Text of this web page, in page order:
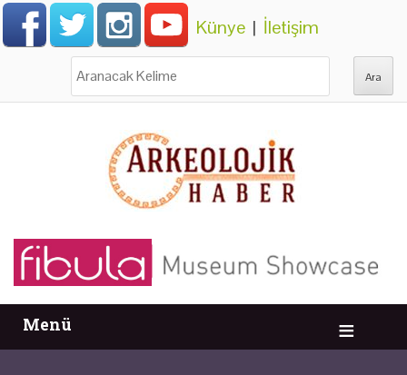
Künye | İletişim
Menü